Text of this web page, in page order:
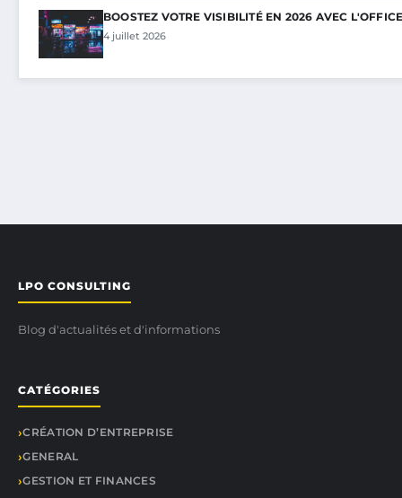
BOOSTEZ VOTRE VISIBILITÉ EN 2026 AVEC
4 juillet 2026
LPO CONSULTING
Blog d'actualités et d'informations
CATÉGORIES
CRÉATION D’ENTREPRISE
GENERAL
GESTION ET FINANCES